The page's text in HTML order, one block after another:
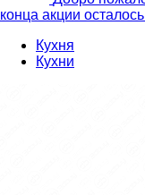
конца акции осталось
Кухня
Кухни